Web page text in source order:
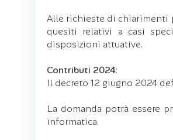
Alle richieste di chiarimenti
quesiti relativi a casi
disposizioni attuative.
Contributi 2024:
Il decreto 12 giugno 2024
La domanda potrà essere
informatica.